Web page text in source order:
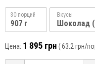
30 порций
907 г
Вкусы
Шоколад
Цена: 1 895 грн (63.2 грн/